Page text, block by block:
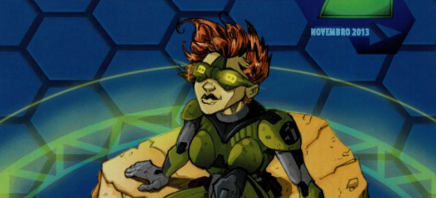
Exposições e Eventos
Fanzines
Festivais e Salões
Formação
Internacional